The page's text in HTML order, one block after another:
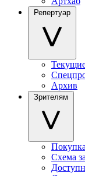
Репертуар
Архив
Зрителям
Схема